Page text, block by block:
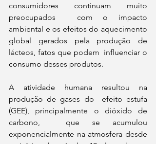
consumidores continuam muito
preocupados  com o impacto
ambiental e os efeitos do aquecimento
global gerados pela produção de
lácteos, fatos que podem  influenciar o
consumo desses produtos.
A atividade humana resultou na
produção de gases do  efeito estufa
(GEE), principalmente o dióxido de
carbono,  que se acumulou
exponencialmente na atmosfera desde